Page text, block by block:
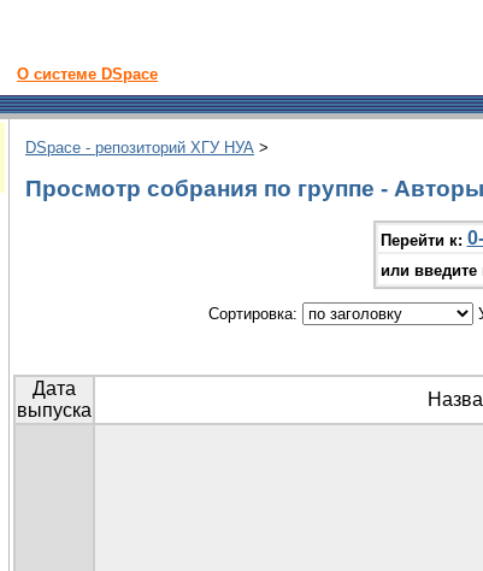
О системе DSpace
DSpace - репозиторий ХГУ НУА >
Просмотр собрания по группе -
Перейти к:
или введите
Сортировка:
Дата
выпуска